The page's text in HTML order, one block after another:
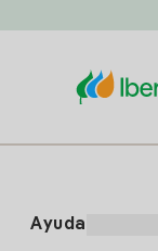
Ayuda